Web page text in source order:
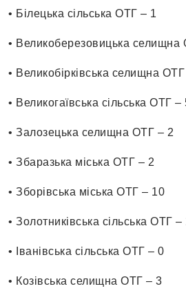
• Білецька сільська ОТГ – 1
• Великоберезовицька селищна
• Великобірківська селищна
• Великогаївська сільська ОТГ –
• Залозецька селищна ОТГ – 2
• Збаразька міська ОТГ – 2
• Зборівська міська ОТГ – 10
• Золотниківська сільська ОТГ –
• Іванівська сільська ОТГ – 0
• Козівська селищна ОТГ – 3